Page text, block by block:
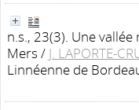
n.s., 23(3). Une
Mers / J. LAPORTE-
Linnéenne de